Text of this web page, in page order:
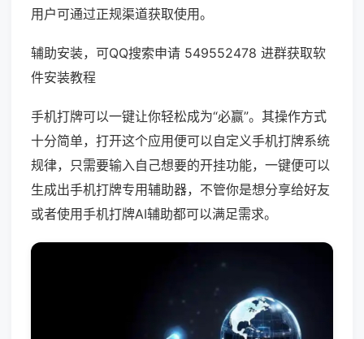
用户可通过正规渠道获取使用。
辅助安装，可QQ搜索申请 549552478 进群获取软
件安装教程
手机打牌可以一键让你轻松成为“必赢”。其操作方式
十分简单，打开这个应用便可以自定义手机打牌系统
规律，只需要输入自己想要的开挂功能，一键便可以
生成出手机打牌专用辅助器，不管你是想分享给好友
或者使用手机打牌AI辅助都可以满足需求。